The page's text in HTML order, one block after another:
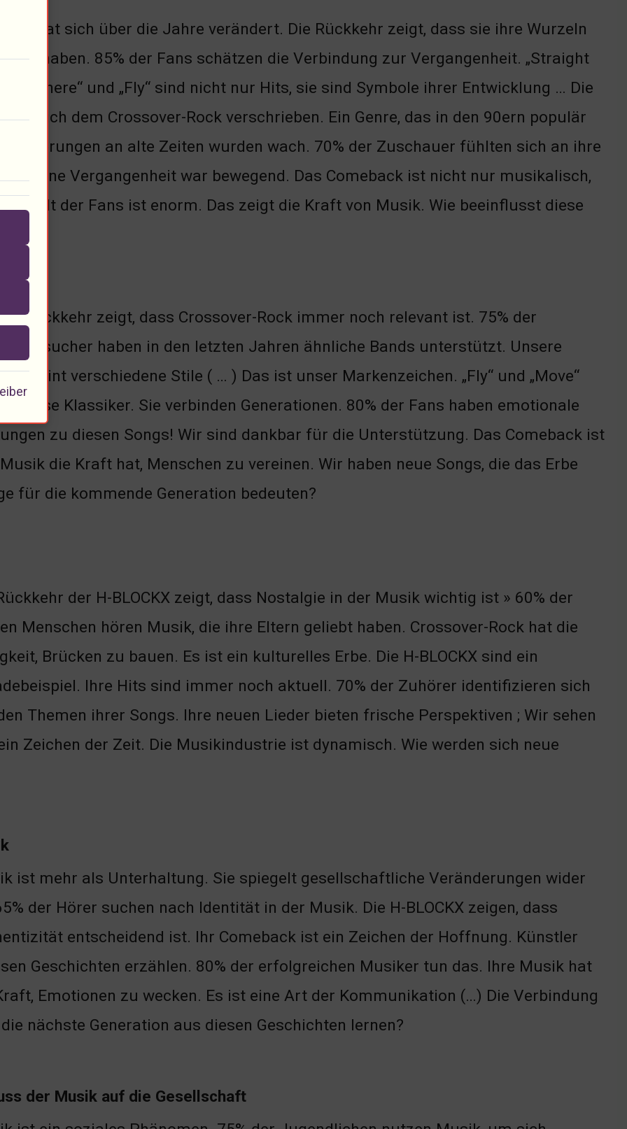
Band hat sich über die Jahre verändert. Die Rückkehr zeigt, dass sie ihre Wurzeln
haben. 85% der Fans schätzen die Verbindung zur Vergangenheit. „Straight
Nowhere“ und „Fly“ sind nicht nur Hits, sie sind Symbole ihrer Entwicklung … Die
hat sich dem Crossover-Rock verschrieben. Ein Genre, das in den 90ern populär
Erinnerungen an alte Zeiten wurden wach. 70% der Zuschauer fühlten sich an ihre
seine Vergangenheit war bewegend. Das Comeback ist nicht nur musikalisch,
der Fans ist enorm. Das zeigt die Kraft von Musik. Wie beeinflusst diese
Rückkehr zeigt, dass Crossover-Rock immer noch relevant ist. 75% der
haben in den letzten Jahren ähnliche Bands unterstützt. Unsere
vereint verschiedene Stile ( … ) Das ist unser Markenzeichen. „Fly“ und „Move“
zeitlose Klassiker. Sie verbinden Generationen. 80% der Fans haben emotionale
zu diesen Songs! Wir sind dankbar für die Unterstützung. Das Comeback ist
die Kraft hat, Menschen zu vereinen. Wir haben neue Songs, die das Erbe
für die kommende Generation bedeuten?
der H-BLOCKX zeigt, dass Nostalgie in der Musik wichtig ist » 60% der
Menschen hören Musik, die ihre Eltern geliebt haben. Crossover-Rock hat die
Brücken zu bauen. Es ist ein kulturelles Erbe. Die H-BLOCKX sind ein
Ihre Hits sind immer noch aktuell. 70% der Zuhörer identifizieren sich
Themen ihrer Songs. Ihre neuen Lieder bieten frische Perspektiven ; Wir sehen
Zeichen der Zeit. Die Musikindustrie ist dynamisch. Wie werden sich neue
ist mehr als Unterhaltung. Sie spiegelt gesellschaftliche Veränderungen wider
der Hörer suchen nach Identität in der Musik. Die H-BLOCKX zeigen, dass
entscheidend ist. Ihr Comeback ist ein Zeichen der Hoffnung. Künstler
Geschichten erzählen. 80% der erfolgreichen Musiker tun das. Ihre Musik hat
Emotionen zu wecken. Es ist eine Art der Kommunikation (…) Die Verbindung
nächste Generation aus diesen Geschichten lernen?
der Musik auf die Gesellschaft